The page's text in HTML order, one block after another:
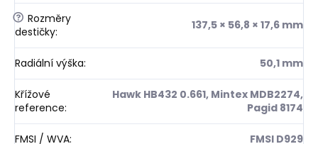
? Rozměry
destičky: 137,5 × 56,8 × 17,6 mm
Radiální výška: 50,1 mm
Křížové
reference:
Hawk HB432 0.661, Mintex MDB2274,
Pagid 8174
FMSI / WVA: FMSI D929